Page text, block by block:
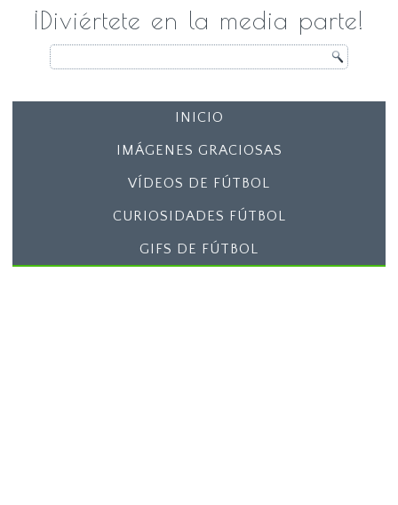
¡Diviértete en la media parte!
INICIO
IMÁGENES GRACIOSAS
VÍDEOS DE FÚTBOL
CURIOSIDADES FÚTBOL
GIFS DE FÚTBOL